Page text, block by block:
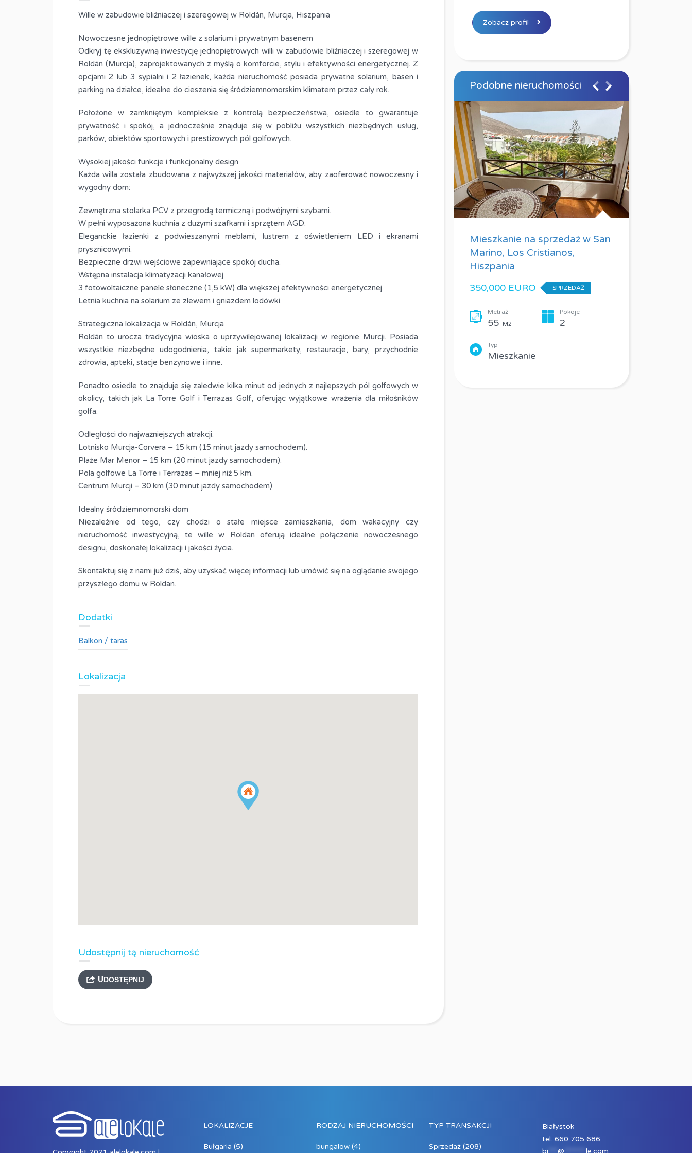
Wille w zabudowie bliźniaczej i szeregowej w Roldán, Murcja, Hiszpania
Nowoczesne jednopiętrowe wille z solarium i prywatnym basenem
Odkryj tę ekskluzywną inwestycję jednopiętrowych willi w zabudowie bliźniaczej i szeregowej w
Roldán (Murcja), zaprojektowanych z myślą o komforcie, stylu i efektywności energetycznej. Z
opcjami 2 lub 3 sypialni i 2 łazienek, każda nieruchomość posiada prywatne solarium, basen i
parking na działce, idealne do cieszenia się śródziemnomorskim klimatem przez cały rok.
Położone w zamkniętym kompleksie z kontrolą bezpieczeństwa, osiedle to gwarantuje
prywatność i spokój, a jednocześnie znajduje się w pobliżu wszystkich niezbędnych usług,
parków, obiektów sportowych i prestiżowych pól golfowych.
Wysokiej jakości funkcje i funkcjonalny design
Każda willa została zbudowana z najwyższej jakości materiałów, aby zaoferować nowoczesny i
wygodny dom:
Zewnętrzna stolarka PCV z przegrodą termiczną i podwójnymi szybami.
W pełni wyposażona kuchnia z dużymi szafkami i sprzętem AGD.
Eleganckie łazienki z podwieszanymi meblami, lustrem z oświetleniem LED i ekranami
prysznicowymi.
Bezpieczne drzwi wejściowe zapewniające spokój ducha.
Wstępna instalacja klimatyzacji kanałowej.
3 fotowoltaiczne panele słoneczne (1,5 kW) dla większej efektywności energetycznej.
Letnia kuchnia na solarium ze zlewem i gniazdem lodówki.
Strategiczna lokalizacja w Roldán, Murcja
Roldán to urocza tradycyjna wioska o uprzywilejowanej lokalizacji w regionie Murcji. Posiada
wszystkie niezbędne udogodnienia, takie jak supermarkety, restauracje, bary, przychodnie
zdrowia, apteki, stacje benzynowe i inne.
Ponadto osiedle to znajduje się zaledwie kilka minut od jednych z najlepszych pól golfowych w
okolicy, takich jak La Torre Golf i Terrazas Golf, oferując wyjątkowe wrażenia dla miłośników
golfa.
Odległości do najważniejszych atrakcji:
Lotnisko Murcja-Corvera – 15 km (15 minut jazdy samochodem).
Plaże Mar Menor – 15 km (20 minut jazdy samochodem).
Pola golfowe La Torre i Terrazas – mniej niż 5 km.
Centrum Murcji – 30 km (30 minut jazdy samochodem).
Idealny śródziemnomorski dom
Niezależnie od tego, czy chodzi o stałe miejsce zamieszkania, dom wakacyjny czy
nieruchomość inwestycyjną, te wille w Roldan oferują idealne połączenie nowoczesnego
designu, doskonałej lokalizacji i jakości życia.
Skontaktuj się z nami już dziś, aby uzyskać więcej informacji lub umówić się na oglądanie swojego
przyszłego domu w Roldan.
Dodatki
Balkon / taras
Lokalizacja
Udostępnij tą nieruchomość
UDOSTĘPNIJ
Zobacz profil
Podobne nieruchomości
sprzedaż w San
RYNEK PIERWOTNY
KAMIENICE W FUENTE
ALAMO, MURCJA
176,916 euro
SPRZEDAŻ
70M2 3
Łazienki
2
Dom
Nowe apartamenty w Jacarilla,
1
Mieszkanie na sprzedaż w San
Marino, Los Cristianos,
Hiszpania
350,000 EURO
SPRZEDAŻ
Metraż
55 M2
Pokoje
2
Typ
Mieszkanie
LOKALIZACJE
Bułgaria (5)
RODZAJ NIERUCHOMOŚCI
bungalow(4)
TYP TRANSAKCJI
Sprzedaż (208)
Białystok
tel. 660 705 686
bi
@ le.com